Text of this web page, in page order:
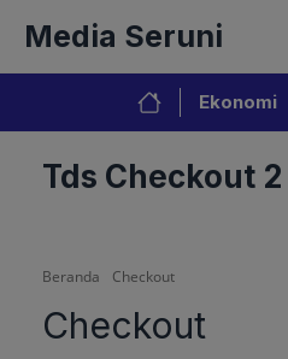
isi
Media Seruni
Ekonomi
Tds Checkout 2
Beranda Checkout
Checkout